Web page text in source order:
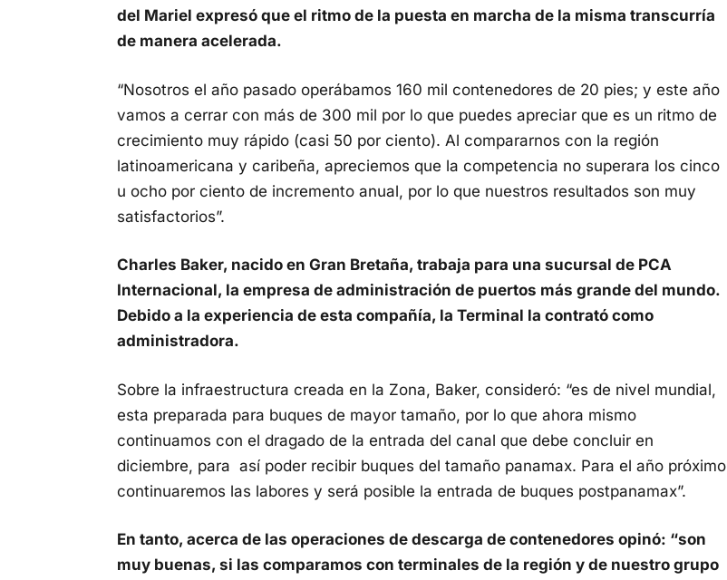
del Mariel expresó que el ritmo de la puesta en marcha de la misma transcurría
de manera acelerada.
“Nosotros el año pasado operábamos 160 mil contenedores de 20 pies; y este año
vamos a cerrar con más de 300 mil por lo que puedes apreciar que es un ritmo de
crecimiento muy rápido (casi 50 por ciento). Al compararnos con la región
latinoamericana y caribeña, apreciemos que la competencia no superara los cinco
u ocho por ciento de incremento anual, por lo que nuestros resultados son muy
satisfactorios”.
Charles Baker, nacido en Gran Bretaña, trabaja para una sucursal de PCA
Internacional, la empresa de administración de puertos más grande del mundo.
Debido a la experiencia de esta compañía, la Terminal la contrató como
administradora.
Sobre la infraestructura creada en la Zona, Baker, consideró: “es de nivel mundial,
esta preparada para buques de mayor tamaño, por lo que ahora mismo
continuamos con el dragado de la entrada del canal que debe concluir en
diciembre, para así poder recibir buques del tamaño panamax. Para el año próximo
continuaremos las labores y será posible la entrada de buques postpanamax”.
En tanto, acerca de las operaciones de descarga de contenedores opinó: “son
muy buenas, si las comparamos con terminales de la región y de nuestro grupo